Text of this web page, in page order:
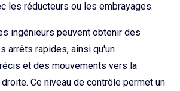
les réducteurs ou les embrayages.
ingénieurs peuvent obtenir des
arrêts rapides, ainsi qu'un
et des mouvements vers la
Ce niveau de contrôle permet un